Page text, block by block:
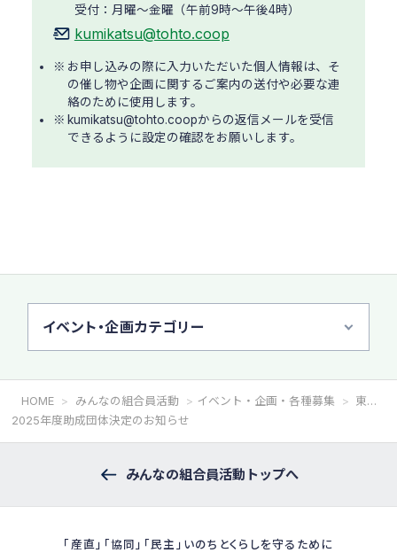
受付：月曜～金曜（午前9時～午後4時）
kumikatsu@tohto.coop
お申し込みの際に入力いただいた個人情報は、そ
の催し物や企画に関するご案内の送付や必要な連
絡のために使用します。
kumikatsu@tohto.coopからの返信メールを受信
できるように設定の確認をお願いします。
イベント・企画カテゴリー
HOME みんなの組合員活動 イベント・企画・各種募集
東都生協「未来につなぐ募金」
2025年度助成団体決定のお知らせ
みんなの組合員活動トップへ
「産直」「協同」「民主」いのちとくらしを守るために